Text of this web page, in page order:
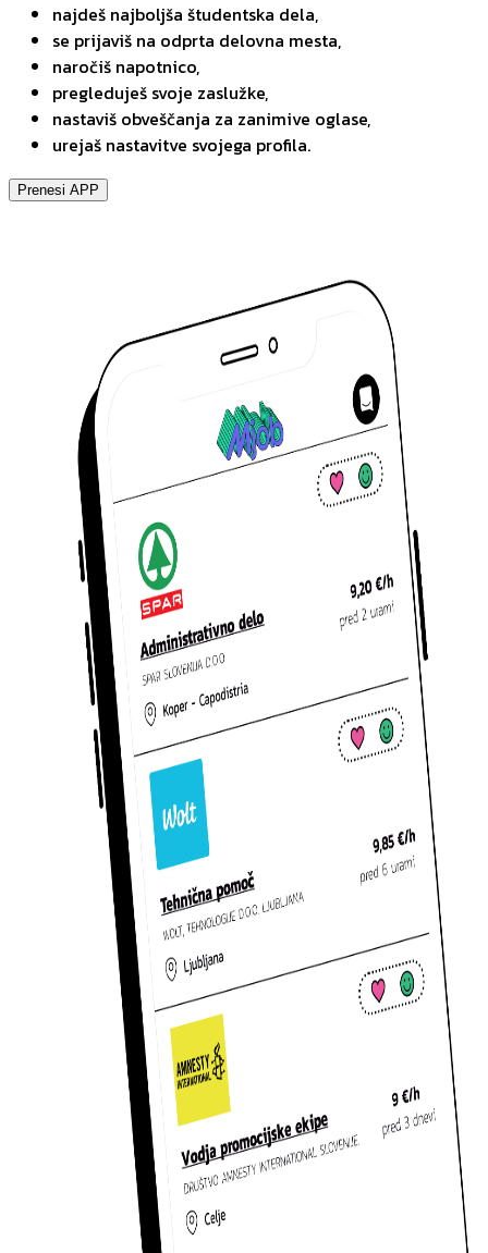
najdeš najboljša študentska dela,
se prijaviš na odprta delovna mesta,
naročiš napotnico,
pregleduješ svoje zaslužke,
nastaviš obveščanja za zanimive oglase,
urejaš nastavitve svojega profila.
Prenesi APP